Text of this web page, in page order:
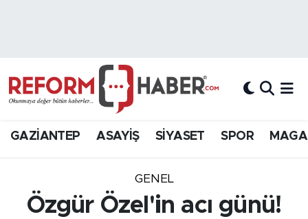
GAZİANTEP ASAYİŞ SİYASET SPOR
GENEL
Özgür Özel'in acı günü!
Hava Durumu
Süper Lig Puan Durumu ve Fikstür
Tüm Manşetler